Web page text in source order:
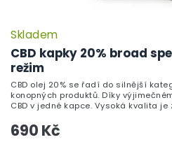
CBD kapky 20% broad
režim
Skladem
690 Kč
CBD olej 20% se řadí do silnější
konopných produktů. Díky
CBD v jedné kapce. Vysoká kvalita je